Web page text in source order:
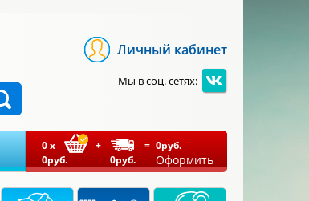
Личный кабинет
Мы в соц. сетях:
0x
0руб.
+
0руб.
= 0руб.
Оформить